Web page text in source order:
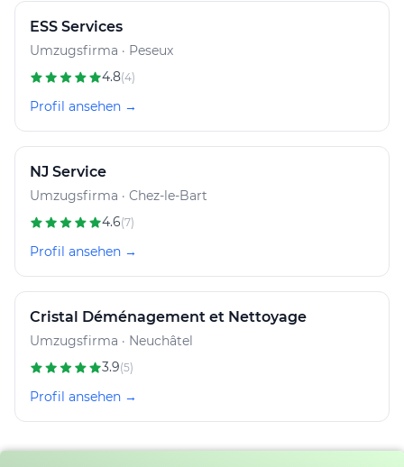
ESS Services
Umzugsfirma · Peseux
4.8(4)
Profil ansehen →
NJ Service
Umzugsfirma · Chez-le-Bart
4.6(7)
Profil ansehen →
Cristal Déménagement et Nettoyage
Umzugsfirma · Neuchâtel
3.9(5)
Profil ansehen →